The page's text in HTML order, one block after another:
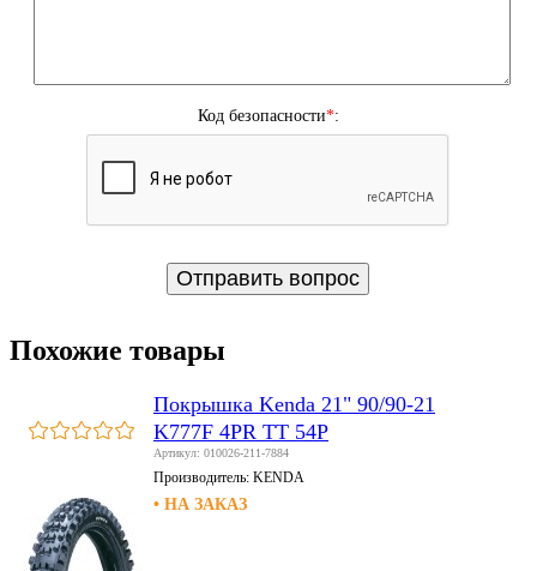
Код безопасности*:
Похожие товары
Покрышка Kenda 21" 90/90-21
K777F 4PR TT 54P
Артикул: 010026-211-7884
Производитель: KENDA
• НА ЗАКАЗ